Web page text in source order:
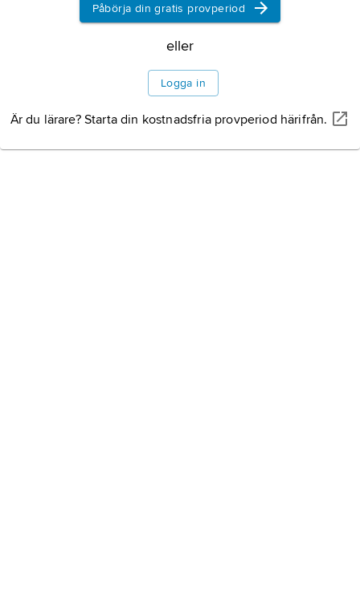
Påbörja din gratis provperiod
eller
Logga in
Är du lärare? Starta din kostnadsfria provperiod härifrån.